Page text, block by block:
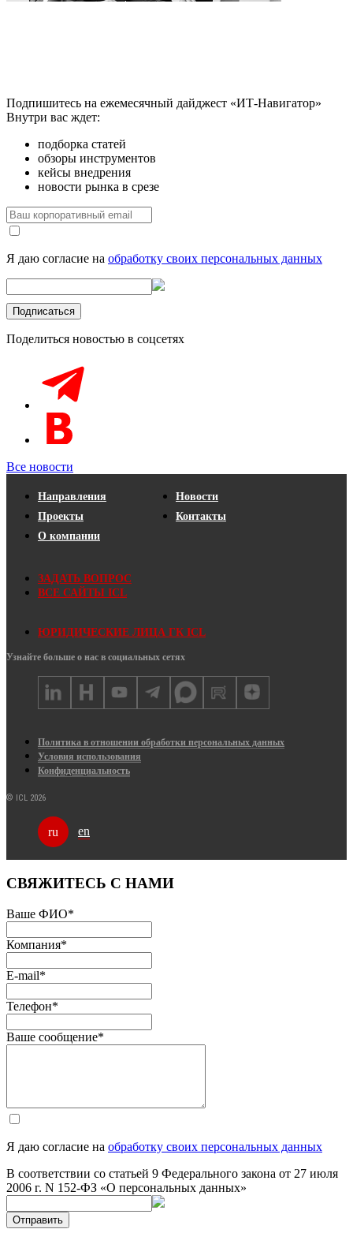
Подпишитесь на ежемесячный дайджест «ИТ-Навигатор»
Внутри вас ждет:
подборка статей
обзоры инструментов
кейсы внедрения
новости рынка в срезе
Я даю согласие на обработку своих персональных данных
Поделиться новостью в соцсетях
Все новости
Направления
Проекты
О компании
Новости
Контакты
ЗАДАТЬ ВОПРОС
ВСЕ САЙТЫ ICL
ЮРИДИЧЕСКИЕ ЛИЦА ГК ICL
Узнайте больше о нас в социальных сетях
Политика в отношении обработки персональных данных
Условия использования
Конфиденциальность
© ICL 2026
ru en
СВЯЖИТЕСЬ С НАМИ
Ваше ФИО*
Компания*
E-mail*
Телефон*
Ваше сообщение*
Я даю согласие на обработку своих персональных данных
В соответствии со статьей 9 Федерального закона от 27 июля
2006 г. N 152-ФЗ «О персональных данных»
Отправить